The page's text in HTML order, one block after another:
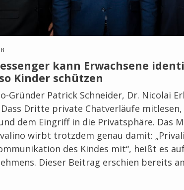
kann Erwachsene
Kinder schützen
Gründer Patrick Schneider, Dr. Nicolai
Dass Dritte private Chatverläufe
dem Eingriff in die Privatsphäre. Das
wirbt trotzdem genau damit:
des Kindes mit“, heißt es
Dieser Beitrag erschien bereits